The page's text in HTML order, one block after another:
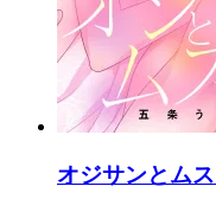
オジサンとム